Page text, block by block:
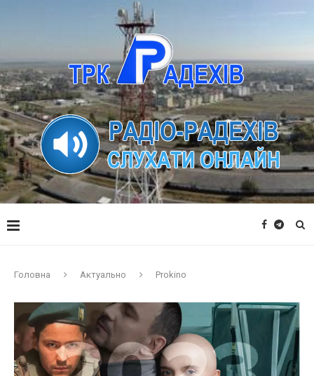
Головна Актуально Prokino